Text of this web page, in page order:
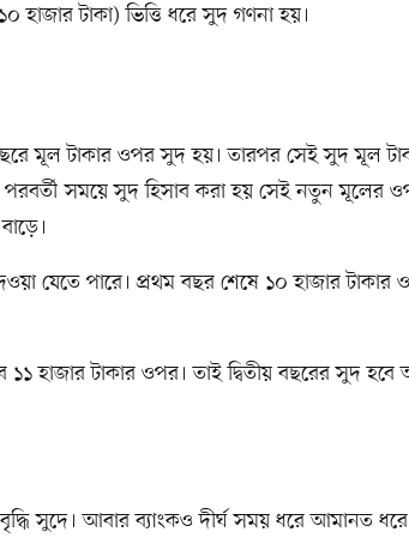
হাজার টাকা) ভিত্তি ধরে সুদ গণনা হয়।
বছরে মূল টাকার ওপর সুদ হয়। তারপর সেই সুদ মূল
সময়ে সুদ হিসাব করা হয় সেই নতুন মূলের
যেতে পারে। প্রথম বছর শেষে ১০ হাজার
১১ হাজার টাকার ওপর। তাই দ্বিতীয় বছরের সুদ
সুদে। আবার ব্যাংকও দীর্ঘ সময় ধরে আমানত ধরে